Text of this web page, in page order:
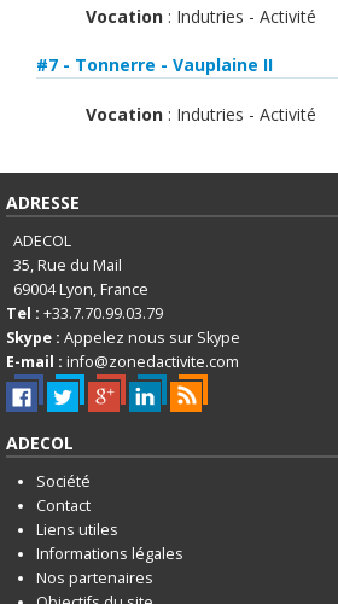
Vocation : Indutries - Activité
#7 - Tonnerre - Vauplaine II
Vocation : Indutries - Activité
ADRESSE
ADECOL
35, Rue du Mail
69004Lyon, France
Tel : +33.7.70.99.03.79
Skype : Appelez nous sur Skype
E-mail : info@zonedactivite.com
ADECOL
Société
Contact
Liens utiles
Informations légales
Nos partenaires